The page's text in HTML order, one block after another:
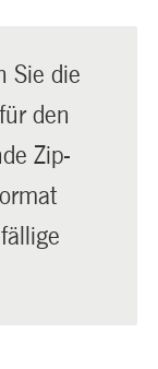
Sie die
den
Zip-